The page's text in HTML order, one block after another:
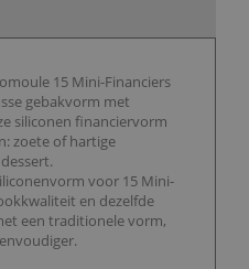
15 Mini-Financiers
gebakvorm met
siliconen financiervorm
zoete of hartige
voor 15 Mini-
en dezelfde
een traditionele vorm,